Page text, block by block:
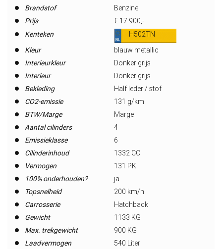
Brandstof
Benzine
Prijs
€ 17.900,-
Kenteken
H502TN
Kleur
blauw metallic
Interieurkleur
Donker grijs
Interieur
Donker grijs
Bekleding
Half leder / stof
CO2-emissie
131 g/km
BTW/Marge
Marge
Aantal cilinders
4
Emissieklasse
6
Cilinderinhoud
1332 CC
Vermogen
131 PK
100% onderhouden?
ja
Topsnelheid
200 km/h
Carrosserie
Hatchback
Gewicht
1133 KG
Max. trekgewicht
900 KG
Laadvermogen
540 Liter